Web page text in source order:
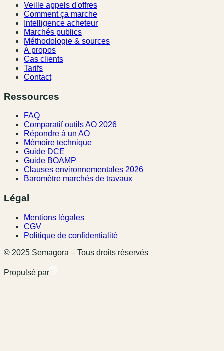
Veille appels d'offres
Comment ça marche
Intelligence acheteur
Marchés publics
Méthodologie & sources
À propos
Cas clients
Tarifs
Contact
Ressources
FAQ
Comparatif outils AO 2026
Répondre à un AO
Mémoire technique
Guide DCE
Guide BOAMP
Clauses environnementales 2026
Baromètre marchés de travaux
Légal
Mentions légales
CGV
Politique de confidentialité
© 2025 Semagora – Tous droits réservés
Propulsé par